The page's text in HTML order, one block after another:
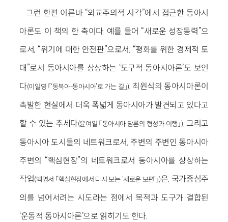
그런 한편 이른바 “외교주의적 시각”에서 접근한 동아시
아론도 이 책의 한 축이다. 예를 들어 “새로운 성장동력”으
로서, “위기에 대한 안전판”으로서, “평화를 위한 경제적 토
대”로서 동아시아를 상상하는 ‘도구적 동아시아론’도 보인
다(이일영 「‘동북아-동아시아’로 가는 길」). 최원식의 동아시아론이
촉발한 현실에서 더욱 폭넓게 동아시아가 발견되고 있다고
할 수 있는 추세다(윤여일 「동아시아 담론의 형성과 이행」). 그리고
동아시아 도시들의 네트워크로서, 주변의 주변인 동아시아
주변의 “핵심현장”의 네트워크로서 동아시아를 상상하는
작업(백영서 「핵심현장에서 다시 보는 ‘새로운 보편’」)은, 국가중심주
의를 넘어서려는 시도라는 점에서 목적과 도구가 결합된
‘운동적 동아시아론’으로 읽히기도 한다.